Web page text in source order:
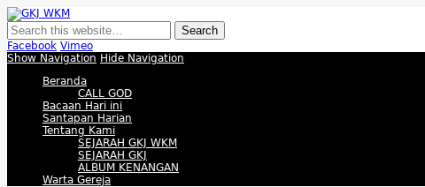
Membangun Gereja Kokoh melalui Pelayanan Holistik, Teknologi, dan Budaya
Facebook Vimeo
Show Navigation Hide Navigation
Beranda
CALL GOD
Bacaan Hari ini
Santapan Harian
Tentang Kami
SEJARAH GKJ WKM
SEJARAH GKJ
ALBUM KENANGAN
Warta Gereja